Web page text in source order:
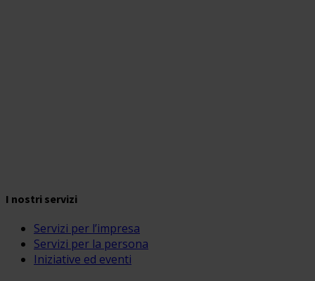
I nostri servizi
Servizi per l’impresa
Servizi per la persona
Iniziative ed eventi